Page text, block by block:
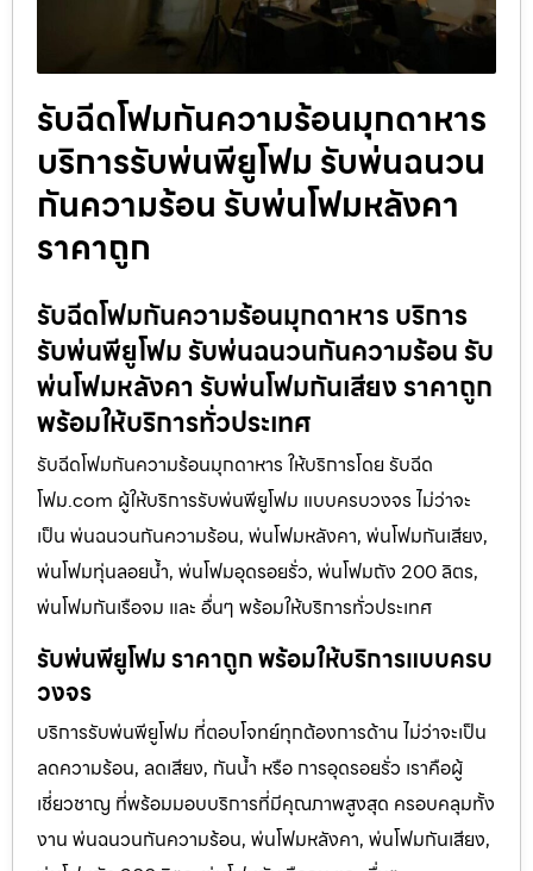
รับฉีดโฟมกันความร้อนมุกดาหาร
บริการรับพ่นพียูโฟม รับพ่นฉนวน
กันความร้อน รับพ่นโฟมหลังคา
ราคาถูก
รับฉีดโฟมกันความร้อนมุกดาหาร บริการ
รับพ่นพียูโฟม รับพ่นฉนวนกันความร้อน รับ
พ่นโฟมหลังคา รับพ่นโฟมกันเสียง ราคาถูก
พร้อมให้บริการทั่วประเทศ
รับฉีดโฟมกันความร้อนมุกดาหาร ให้บริการโดย รับฉีด
โฟม.com ผู้ให้บริการรับพ่นพียูโฟม แบบครบวงจร ไม่ว่าจะ
เป็น พ่นฉนวนกันความร้อน, พ่นโฟมหลังคา, พ่นโฟมกันเสียง,
พ่นโฟมทุ่นลอยน้ำ, พ่นโฟมอุดรอยรั่ว, พ่นโฟมถัง 200 ลิตร,
พ่นโฟมกันเรือจม และ อื่นๆ พร้อมให้บริการทั่วประเทศ
รับพ่นพียูโฟม ราคาถูก พร้อมให้บริการแบบครบ
วงจร
บริการรับพ่นพียูโฟม ที่ตอบโจทย์ทุกต้องการด้าน ไม่ว่าจะเป็น
ลดความร้อน, ลดเสียง, กันน้ำ หรือ การอุดรอยรั่ว เราคือผู้
เชี่ยวชาญ ที่พร้อมมอบบริการที่มีคุณภาพสูงสุด ครอบคลุมทั้ง
งาน พ่นฉนวนกันความร้อน, พ่นโฟมหลังคา, พ่นโฟมกันเสียง,